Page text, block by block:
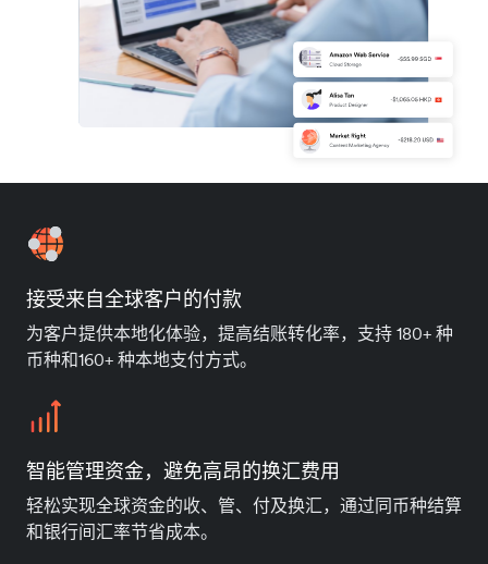
接受来自全球客户的付款
为客户提供本地化体验，提高结账转化率，支持 180+ 种
币种和160+ 种本地支付方式。
智能管理资金，避免高昂的换汇费用
轻松实现全球资金的收、管、付及换汇，通过同币种结算
和银行间汇率节省成本。